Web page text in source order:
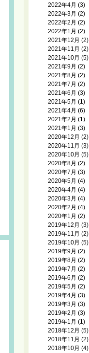
2022年4月 (3)
2022年3月 (2)
2022年2月 (2)
2022年1月 (2)
2021年12月 (2)
2021年11月 (2)
2021年10月 (5)
2021年9月 (2)
2021年8月 (2)
2021年7月 (2)
2021年6月 (3)
2021年5月 (1)
2021年4月 (6)
2021年2月 (1)
2021年1月 (3)
2020年12月 (2)
2020年11月 (3)
2020年10月 (5)
2020年8月 (2)
2020年7月 (3)
2020年5月 (4)
2020年4月 (4)
2020年3月 (4)
2020年2月 (4)
2020年1月 (2)
2019年12月 (3)
2019年11月 (2)
2019年10月 (5)
2019年9月 (2)
2019年8月 (2)
2019年7月 (2)
2019年6月 (2)
2019年5月 (2)
2019年4月 (3)
2019年3月 (3)
2019年2月 (3)
2019年1月 (1)
2018年12月 (5)
2018年11月 (2)
2018年10月 (4)